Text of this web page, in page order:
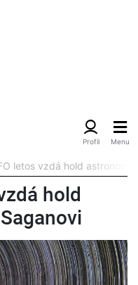
letos vzdá hold
hold